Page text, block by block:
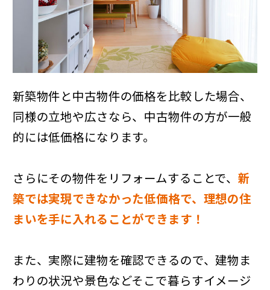
新築物件と中古物件の価格を比較した場合、
同様の立地や広さなら、中古物件の方が一般
的には低価格になります。
さらにその物件をリフォームすることで、新
築では実現できなかった低価格で、理想の住
まいを手に入れることができます！
また、実際に建物を確認できるので、建物ま
わりの状況や景色などそこで暮らすイメージ